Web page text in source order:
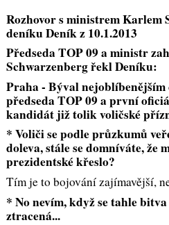
Rozhovor s ministrem Karlem
deníku Deník z 10.1.2013
Předseda TOP 09 a ministr
Schwarzenberg řekl Deníku:
Praha - Býval
předseda TOP 09 a první
kandidát již tolik voličské
* Voliči se podle průzkumů
doleva, stále se domníváte, že
prezidentské křeslo?
Tím je to bojování zajímavější,
* No nevím, když se tahle
ztracená...